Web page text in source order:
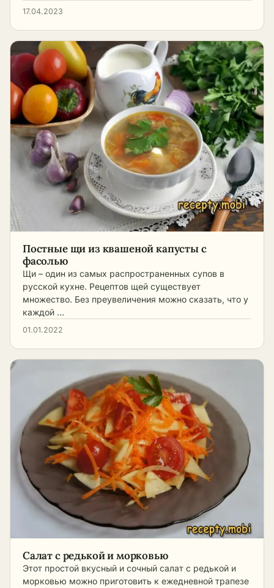
17.04.2023
Постные щи из квашеной капусты с
фасолью
Щи – один из самых распространенных супов в
русской кухне. Рецептов щей существует
множество. Без преувеличения можно сказать, что у
каждой …
01.01.2022
Салат с редькой и морковью
Этот простой вкусный и сочный салат с редькой и
морковью можно приготовить к ежедневной трапезе